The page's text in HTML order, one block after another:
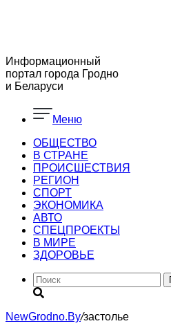
Информационный
портал города Гродно
и Беларуси
Меню
ОБЩЕСТВО
В СТРАНЕ
ПРОИСШЕСТВИЯ
РЕГИОН
CПОРТ
ЭКОНОМИКА
АВТО
СПЕЦПРОЕКТЫ
В МИРЕ
ЗДОРОВЬЕ
NewGrodno.By/застолье